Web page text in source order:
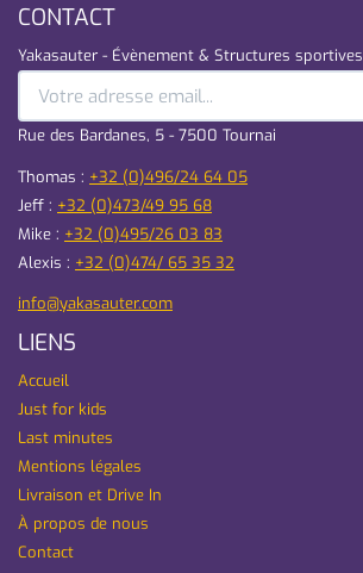
CONTACT
Yakasauter - Évènement & Structures sportives
Rue des Bardanes, 5 - 7500 Tournai
Thomas : +32 (0)496/24 64 05
Jeff : +32 (0)473/49 95 68
Mike : +32 (0)495/26 03 83
Alexis : +32 (0)474/ 65 35 32
info@yakasauter.com
LIENS
Accueil
Just for kids
Last minutes
Mentions légales
Livraison et Drive In
À propos de nous
Contact